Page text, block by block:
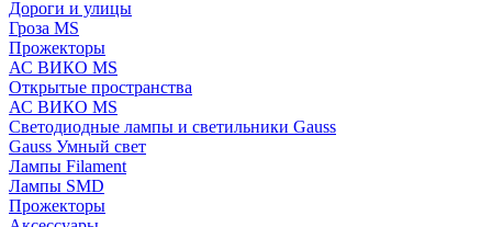
Дороги и улицы
Гроза MS
Прожекторы
АС ВИКО MS
Открытые пространства
АС ВИКО MS
Светодиодные лампы и светильники Gauss
Gauss Умный свет
Лампы Filament
Лампы SMD
Прожекторы